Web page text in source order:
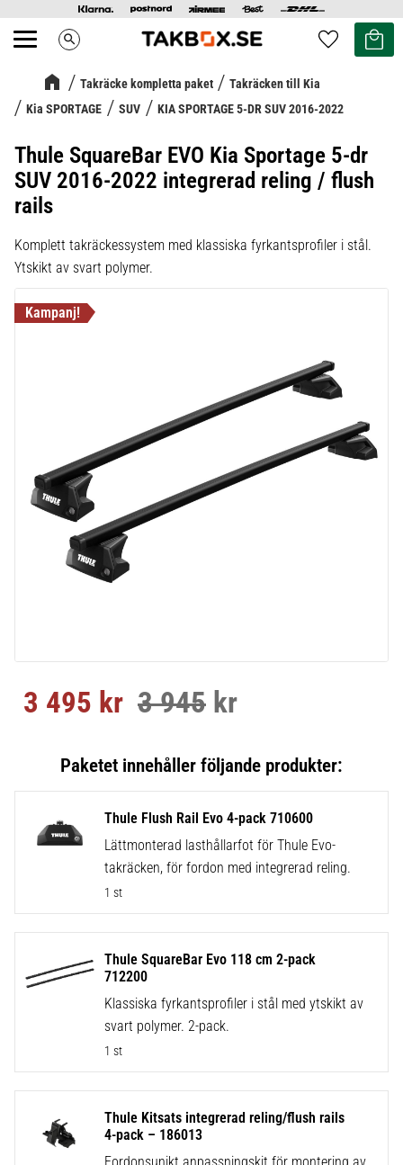
Meny search Favoriter
Kundvagn
Takräcke kompletta paket
Takräcken till Kia
Kia SPORTAGE
SUV KIA SPORTAGE 5-DR SUV 2016-2022
Thule SquareBar EVO Kia Sportage 5-dr
SUV 2016-2022 integrerad reling / flush
rails
Komplett takräckessystem med klassiska fyrkantsprofiler i stål.
Ytskikt av svart polymer.
Nedsatt pris:
3 495 kr Ordinarie pris:
3 945 kr
Thule Flush Rail Evo 4-pack 710600
Lättmonterad lasthållarfot för Thule Evo-
takräcken, för fordon med integrerad reling.
1 st
Thule SquareBar Evo 118 cm 2-pack
712200
Klassiska fyrkantsprofiler i stål med ytskikt av
svart polymer. 2-pack.
1 st
Thule Kitsats integrerad reling/flush rails
4-pack – 186013